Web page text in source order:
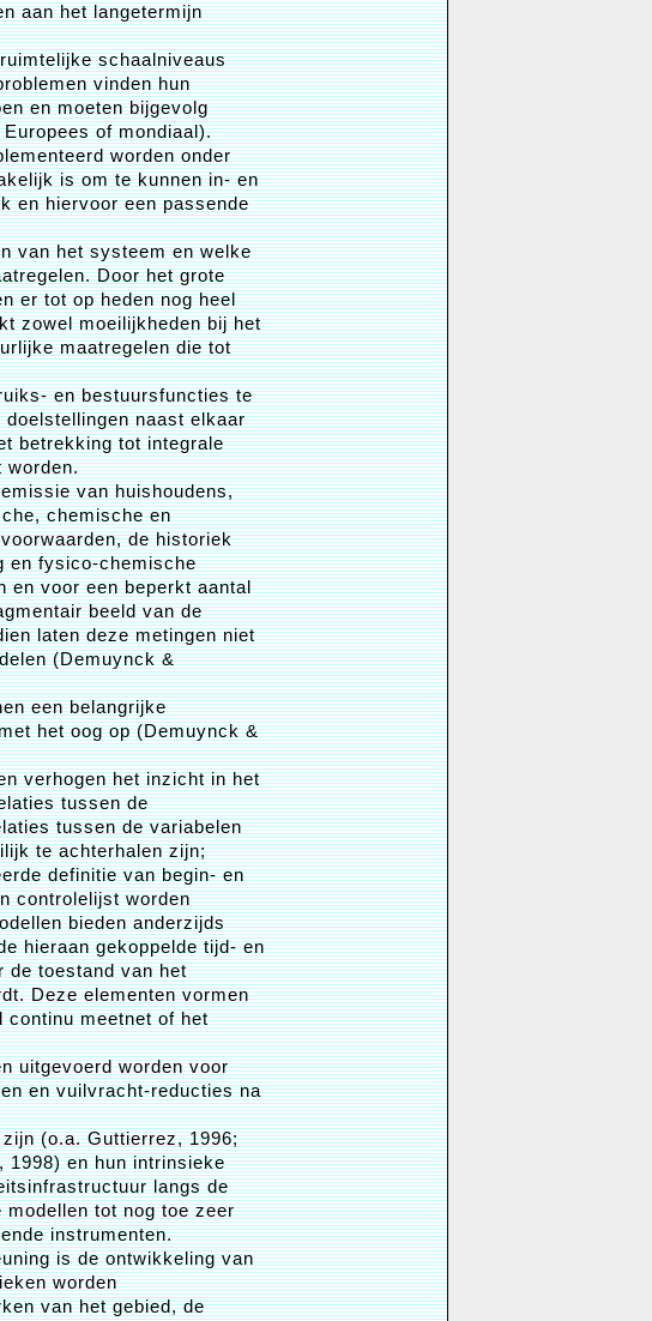
aan het langetermijn
schaalniveaus
vinden hun
en moeten bijgevolg
of mondiaal).
worden onder
is om te kunnen in- en
en hiervoor een passende
van het systeem en welke
Door het grote
er tot op heden nog heel
zowel moeilijkheden bij het
maatregelen die tot
en bestuursfuncties te
naast elkaar
betrekking tot integrale
worden.
van huishoudens,
chemische en
de historiek
en fysico-chemische
en voor een beperkt aantal
beeld van de
laten deze metingen niet
(Demuynck &
een belangrijke
het oog op (Demuynck &
verhogen het inzicht in het
tussen de
tussen de variabelen
te achterhalen zijn;
definitie van begin- en
controlelijst worden
bieden anderzijds
hieraan gekoppelde tijd- en
de toestand van het
Deze elementen vormen
continu meetnet of het
uitgevoerd worden voor
en vuilvracht-reducties na
(o.a. Guttierrez, 1996;
1998) en hun intrinsieke
langs de
tot nog toe zeer
instrumenten.
is de ontwikkeling van
worden
van het gebied, de